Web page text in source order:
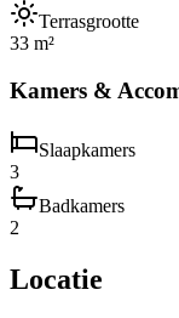
Terrasgrootte
33 m²
Kamers &
Slaapkamers
3
Badkamers
2
Locatie